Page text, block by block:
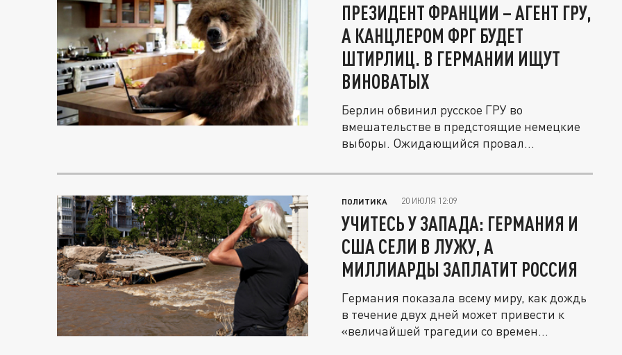
ПРЕЗИДЕНТ ФРАНЦИИ – АГЕНТ ГРУ,
А КАНЦЛЕРОМ ФРГ БУДЕТ
ШТИРЛИЦ. В ГЕРМАНИИ ИЩУТ
ВИНОВАТЫХ
Берлин обвинил русское ГРУ во
вмешательстве в предстоящие немецкие
выборы. Ожидающийся провал
ПОЛИТИКА 20 ИЮЛЯ 12:09
УЧИТЕСЬ У ЗАПАДА: ГЕРМАНИЯ И
США СЕЛИ В ЛУЖУ, А
МИЛЛИАРДЫ ЗАПЛАТИТ РОССИЯ
Германия показала всему миру, как дождь
в течение двух дней может привести к
«величайшей трагедии со времен...